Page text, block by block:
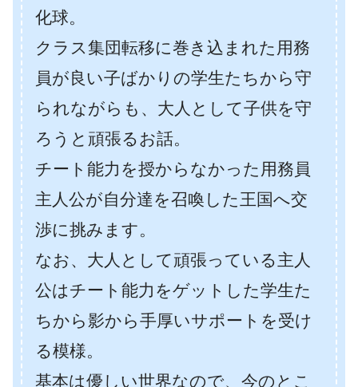
化球。
クラス集団転移に巻き込まれた用務
員が良い子ばかりの学生たちから守
られながらも、大人として子供を守
ろうと頑張るお話。
チート能力を授からなかった用務員
主人公が自分達を召喚した王国へ交
渉に挑みます。
なお、大人として頑張っている主人
公はチート能力をゲットした学生た
ちから影から手厚いサポートを受け
る模様。
基本は優しい世界なので、今のとこ